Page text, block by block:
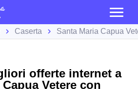
Caserta Santa Maria Capua